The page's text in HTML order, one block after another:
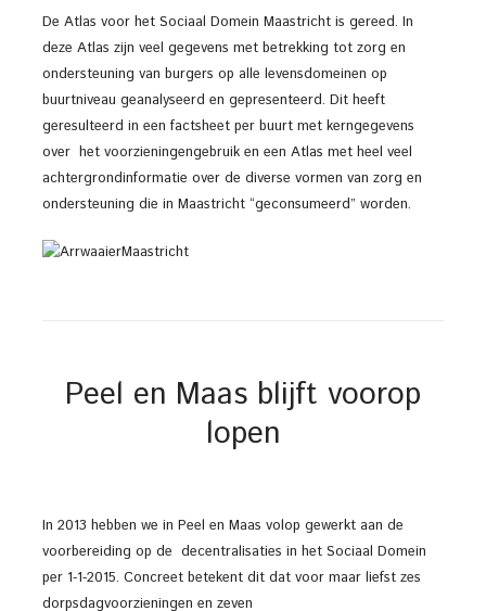
De Atlas voor het Sociaal Domein Maastricht is gereed. In
deze Atlas zijn veel gegevens met betrekking tot zorg en
ondersteuning van burgers op alle levensdomeinen op
buurtniveau geanalyseerd en gepresenteerd. Dit heeft
geresulteerd in een factsheet per buurt met kerngegevens
over het voorzieningengebruik en een Atlas met heel veel
achtergrondinformatie over de diverse vormen van zorg en
ondersteuning die in Maastricht “geconsumeerd” worden.
Peel en Maas blijft voorop
lopen
In 2013 hebben we in Peel en Maas volop gewerkt aan de
voorbereiding op de decentralisaties in het Sociaal Domein
per 1-1-2015. Concreet betekent dit dat voor maar liefst zes
dorpsdagvoorzieningen en zeven